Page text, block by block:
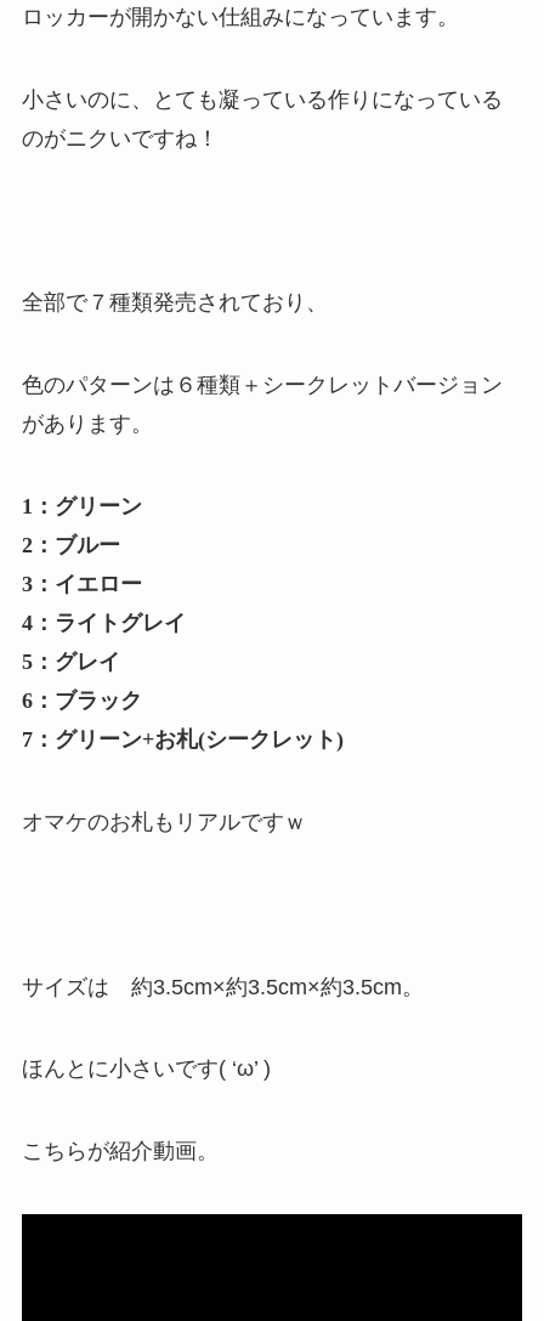
ロッカーが開かない仕組みになっています。
小さいのに、とても凝っている作りになっている
のがニクいですね！
全部で７種類発売されており、
色のパターンは６種類＋シークレットバージョン
があります。
1：グリーン
2：ブルー
3：イエロー
4：ライトグレイ
5：グレイ
6：ブラック
7：グリーン+お札(シークレット)
オマケのお札もリアルですｗ
サイズは 約3.5cm×約3.5cm×約3.5cm。
ほんとに小さいです( ‘ω’ )
こちらが紹介動画。